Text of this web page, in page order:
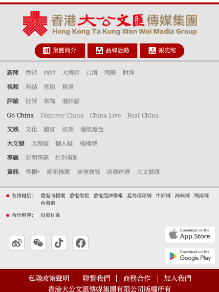
集團簡介 品牌活動 報史館
新聞 香港 內地 大灣區 台海 國際 財經
視頻 熱點 直播 精選
評論 社評 來論 港評論
Go China Discover China China Live Real China
文娛 文化 體育 娛樂 港飲港色
大文號 政務號 個人號 機構號
專題 新聞專題 特別策劃
資訊 專欄+ 資訊推薦 各地動態 港澳速遞 大文健康
友情鏈接： 香港商報網 香港衛視 香港經濟導報 星島環球網 中評網 海峽網
閩南網
台海網
合作夥伴： 投資甘肅
私隱政策聲明 聯繫我們 商務合作
加入我們
香港大公文匯傳媒集團有限公司版權所有